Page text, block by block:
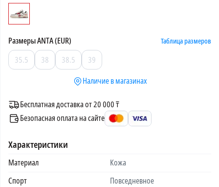
РазмерыANTA (EUR) Таблица размеров
35.5 38 38.5
39
Наличие в магазинах
Бесплатная доставка от 20 000 ₸
Безопасная оплата на сайте
Характеристики
Материал
Кожа
Спорт
Повседневное